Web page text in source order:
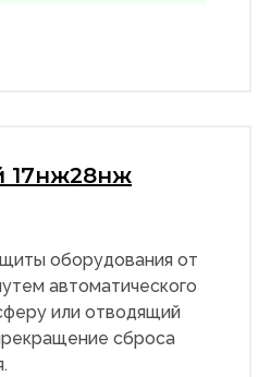
17нж28нж
оборудования от
автоматического
или отводящий
сброса